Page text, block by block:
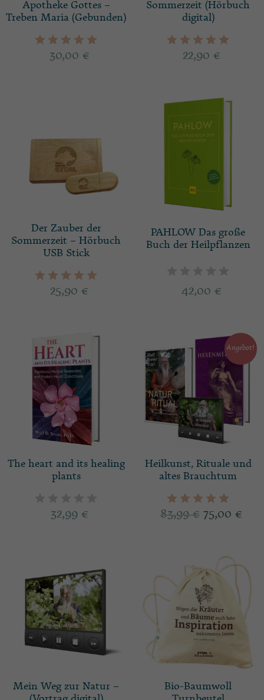
Apotheke Gottes –
Treben Maria (Gebunden)
30,00 €
Sommerzeit (Hörbuch
digital)
22,90 €
Der Zauber der
Sommerzeit – Hörbuch
USB Stick
25,90 €
PAHLOW Das große
Buch der Heilpflanzen
42,00 €
The heart and its healing
plants
32,99 €
Angebot!
Heilkunst, Rituale und
altes Brauchtum
83,99 € 75,00€
Mein Weg zur Natur –
Bio-Baumwoll